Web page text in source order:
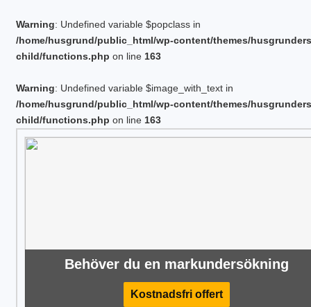
Warning: Undefined variable $popclass in
/home/husgrund/public_html/wp-content/themes/
child/functions.php on line 163
Warning: Undefined variable $image_with_text in
/home/husgrund/public_html/wp-content/themes/
child/functions.php on line 163
Behöver du en markundersökning
Kostnadsfri offert